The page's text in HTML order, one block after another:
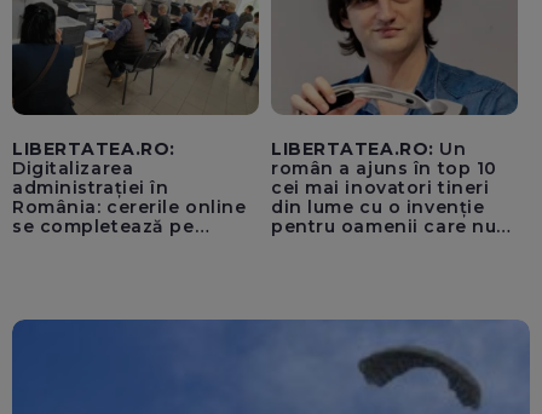
LIBERTATEA.RO:
Digitalizarea
administrației în
România: cererile online
se completează pe
LIBERTATEA.RO: Un
român a ajuns în top 10
cei mai inovatori tineri
din lume cu o invenție
pentru oamenii care nu